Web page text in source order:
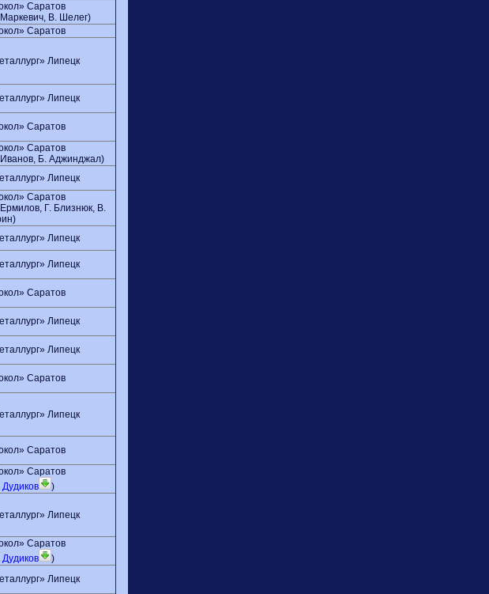
Саратов
В. Шелег)
Саратов
Липецк
Липецк
Саратов
Саратов
Б. Аджинджал)
Липецк
Саратов
Г. Близнюк, В.
Липецк
Липецк
Саратов
Липецк
Липецк
Саратов
Липецк
Саратов
Саратов
Дудиков )
Липецк
Саратов
Дудиков
)
Липецк